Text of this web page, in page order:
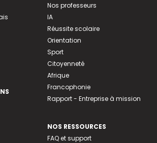
Nos professeurs
IA
Réussite scolaire
Orientation
Sport
Citoyenneté
Afrique
Francophonie
Rapport - Entreprise à mission
NOS RESSOURCES
FAQ et support